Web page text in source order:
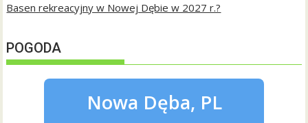
Basen rekreacyjny w Nowej Dębie w 2027 r.?
POGODA
Nowa Dęba, PL